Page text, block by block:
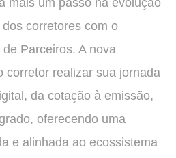
corretores com o
Parceiros. A nova
corretor realizar sua jornada
da cotação à emissão,
oferecendo uma
e alinhada ao ecossistema